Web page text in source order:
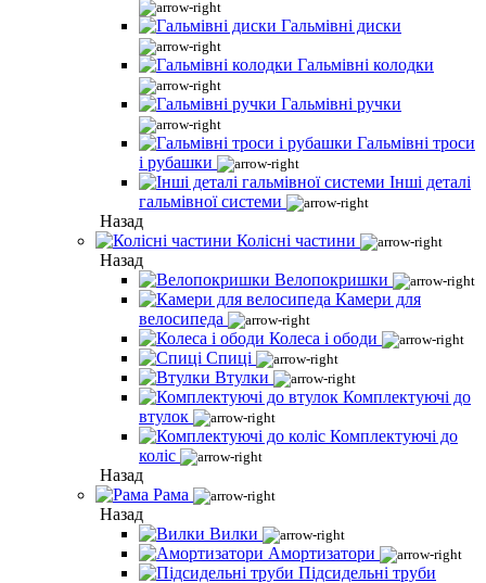
Гальмівні диски
Гальмівні колодки
Гальмівні ручки
Гальмівні троси
і рубашки
Інші деталі
гальмівної системи
Назад
Колісні частини
Назад
Велопокришки
Камери для
велосипеда
Колеса і ободи
Спиці
Втулки
Комплектуючі до
втулок
Комплектуючі до
коліс
Назад
Рама
Назад
Вилки
Амортизатори
Підсидельні труби